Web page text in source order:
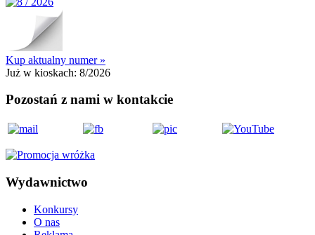
Kup aktualny numer »
Już w kioskach: 8/2026
Pozostań z nami w kontakcie
Wydawnictwo
Konkursy
O nas